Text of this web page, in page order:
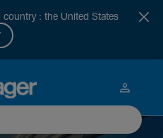
: the United States